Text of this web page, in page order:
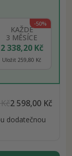
-50%
KAŽDÉ
3 MĚSÍCE
2 338,20 Kč
Uložit 259,80 Kč
2 598,00 Kč
dodatečnou